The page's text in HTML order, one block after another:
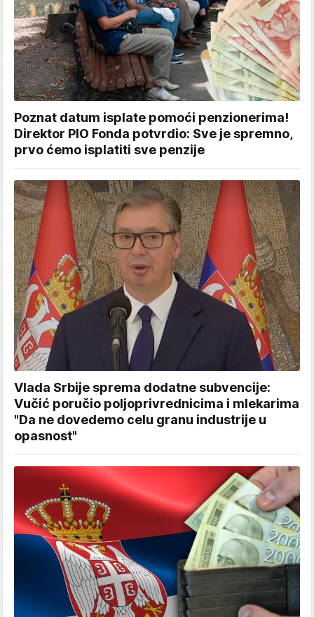
Poznat datum isplate pomoći penzionerima!
Direktor PIO Fonda potvrdio: Sve je spremno,
prvo ćemo isplatiti sve penzije
Vlada Srbije sprema dodatne subvencije:
Vučić poručio poljoprivrednicima i mlekarima
"Da ne dovedemo celu granu industrije u
opasnost"